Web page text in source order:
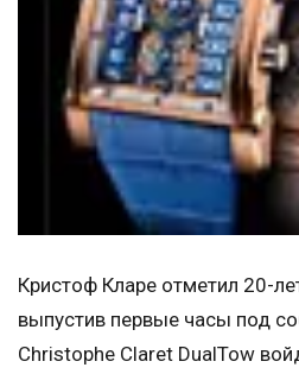
Кристоф Кларе отметил 20-
выпустив первые часы под
Christophe Claret DualTow